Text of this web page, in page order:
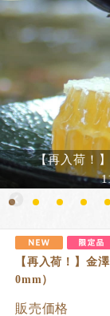
【再入荷！
【再入荷！】金
0mm）
販売価格